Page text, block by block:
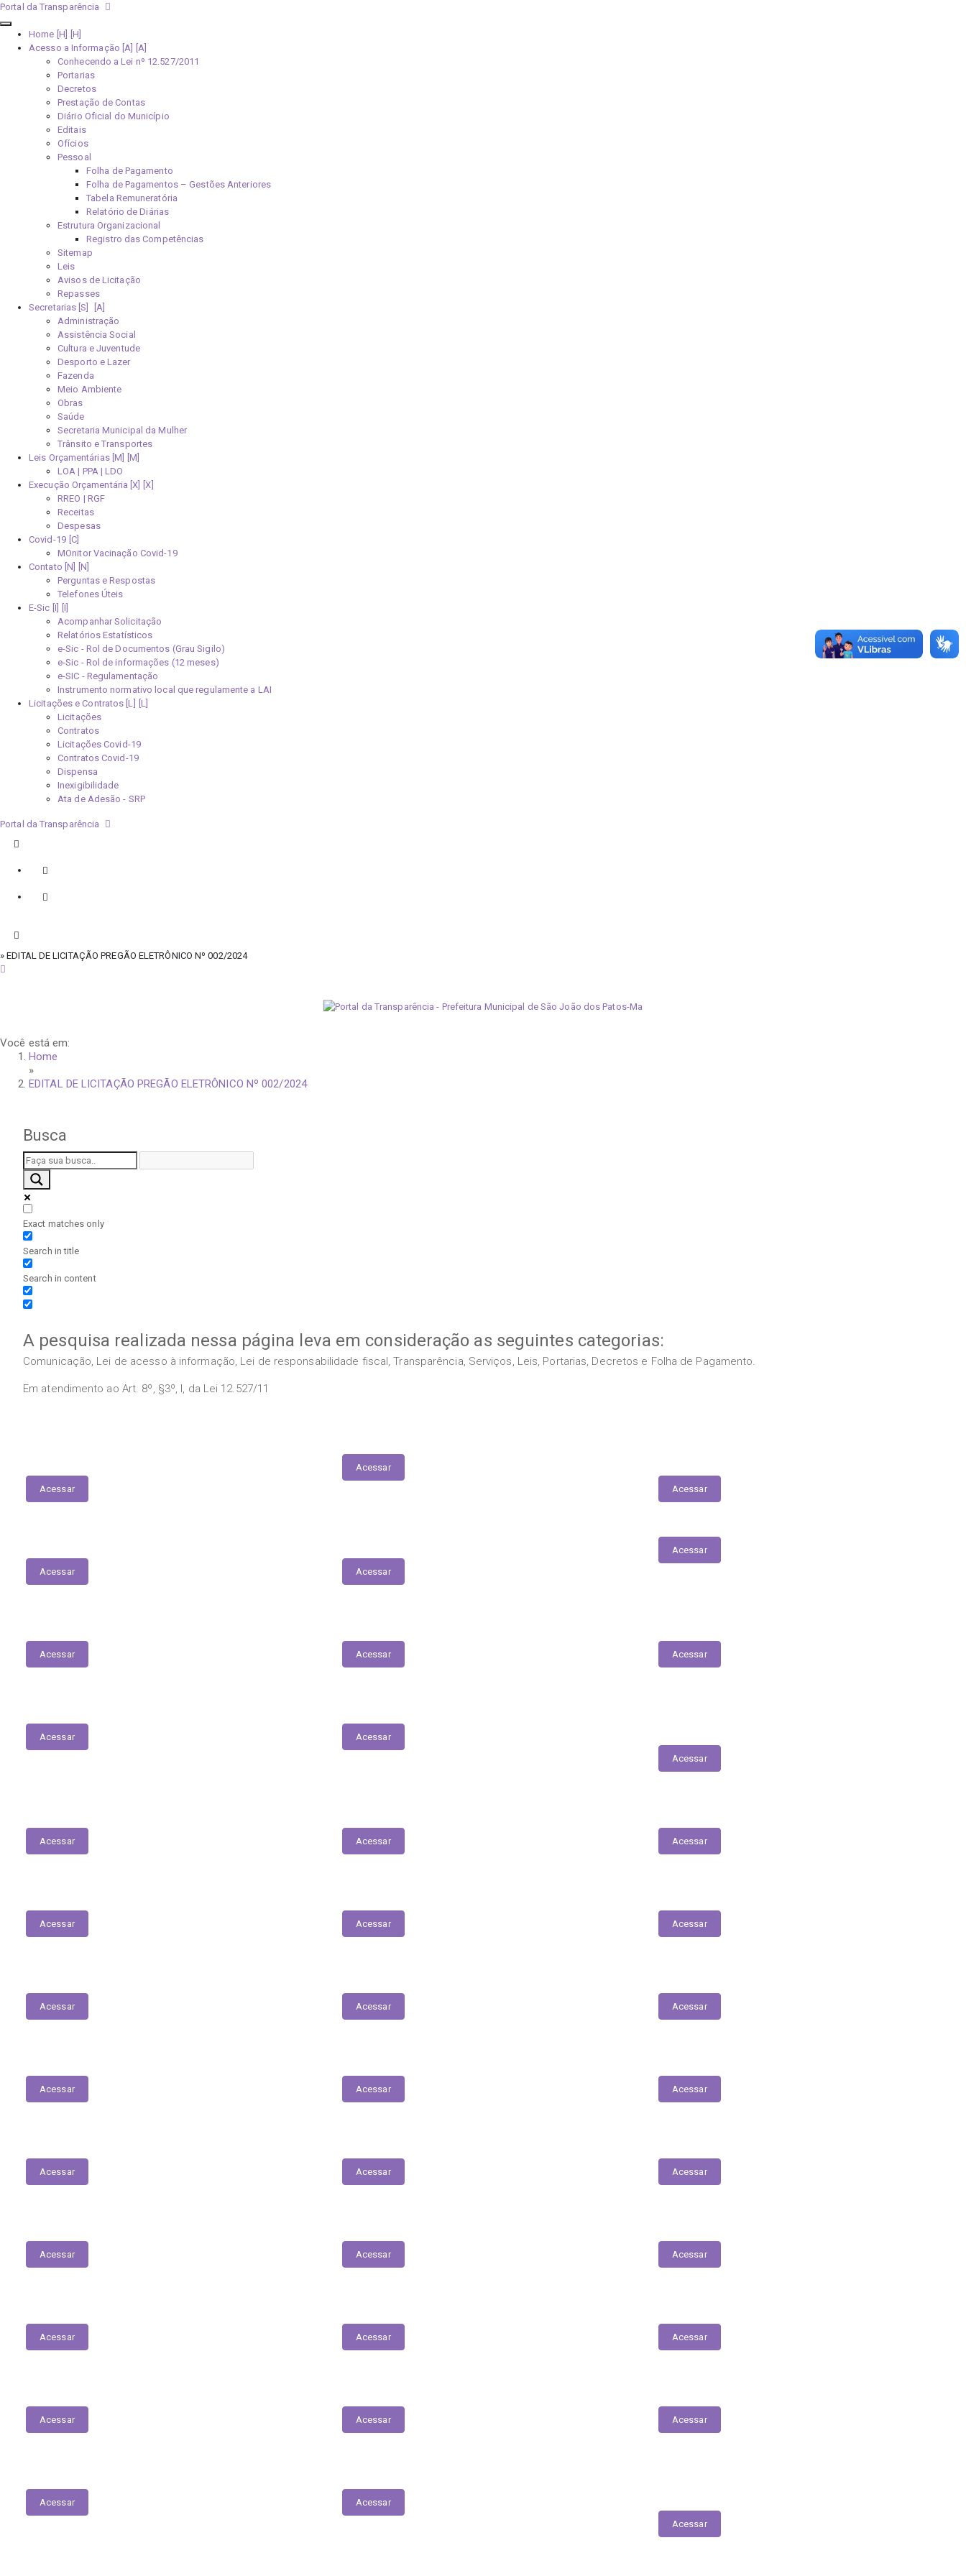
Portal da Transparência
Home [H]
Acesso a Informação [A]
Conhecendo a Lei nº 12.527/2011
Portarias
Decretos
Prestação de Contas
Diário Oficial do Município
Editais
Ofícios
Pessoal
Folha de Pagamento
Folha de Pagamentos – Gestões Anteriores
Tabela Remuneratória
Relatório de Diárias
Estrutura Organizacional
Registro das Competências
Sitemap
Leis
Avisos de Licitação
Repasses
Secretarias [S]
Administração
Assistência Social
Cultura e Juventude
Desporto e Lazer
Fazenda
Meio Ambiente
Obras
Saúde
Secretaria Municipal da Mulher
Trânsito e Transportes
Leis Orçamentárias [M]
LOA | PPA | LDO
Execução Orçamentária [X]
RREO | RGF
Receitas
Despesas
Covid-19
MOnitor Vacinação Covid-19
Contato [N]
Perguntas e Respostas
Telefones Úteis
E-Sic [I]
Acompanhar Solicitação
Relatórios Estatísticos
e-Sic - Rol de Documentos (Grau Sigilo)
e-Sic - Rol de informações (12 meses)
e-SIC - Regulamentação
Instrumento normativo local que regulamente a LAI
Licitações e Contratos [L]
Licitações
Contratos
Licitações Covid-19
Contratos Covid-19
Dispensa
Inexigibilidade
Ata de Adesão - SRP
Portal da Transparência
» EDITAL DE LICITAÇÃO PREGÃO ELETRÔNICO Nº 002/2024
Você está em:
Home
»
EDITAL DE LICITAÇÃO PREGÃO ELETRÔNICO Nº 002/2024
Busca
Exact matches only
Search in title
Search in content
A pesquisa realizada nessa página leva em consideração as seguintes categorias:
Comunicação, Lei de acesso à informação, Lei de responsabilidade fiscal, Transparência, Serviços, Leis, Portarias, Decretos e Folha de Pagamento.
Em atendimento ao Art. 8º, §3º, I, da Lei 12.527/11
Acessar
Acessar
Acessar
Acessar Acessar
Acessar
Acessar Acessar Acessar
Acessar Acessar
Acessar
Acessar Acessar Acessar
Acessar Acessar Acessar
Acessar Acessar Acessar
Acessar Acessar Acessar
Acessar Acessar Acessar
Acessar Acessar Acessar
Acessar Acessar Acessar
Acessar Acessar Acessar
Acessar Acessar
Acessar